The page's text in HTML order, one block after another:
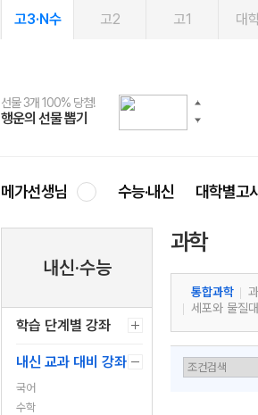
고3·N수 고2 고1 대
선물 3개 100% 당첨!
행운의 선물 뽑기
선물 100% 증정!
메가스터디 X 올리브
여름방학 스터디 캐시백
메가런 썸머스쿨
2027 러셀 단과
강사 공개선발
스마트러닝앱
설문 EVENT
메가패스
3일 무료 체험권
메가패스 수강생 무료혜택!
메가클럽 멤버십
사회공헌 캠페인
희망이룸 메가나눔
메가선생님 수능·내신 대학별고
내신·수능
학습 단계별 강좌
내신 교과 대비 강좌
국어
수학
과학
통합과학
세포와 물질